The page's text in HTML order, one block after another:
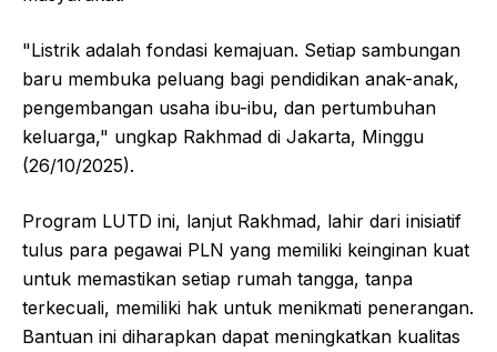
"Listrik adalah fondasi kemajuan. Setiap sambungan
baru membuka peluang bagi pendidikan anak-anak,
pengembangan usaha ibu-ibu, dan pertumbuhan
keluarga," ungkap Rakhmad di Jakarta, Minggu
(26/10/2025).
Program LUTD ini, lanjut Rakhmad, lahir dari inisiatif
tulus para pegawai PLN yang memiliki keinginan kuat
untuk memastikan setiap rumah tangga, tanpa
terkecuali, memiliki hak untuk menikmati penerangan.
Bantuan ini diharapkan dapat meningkatkan kualitas